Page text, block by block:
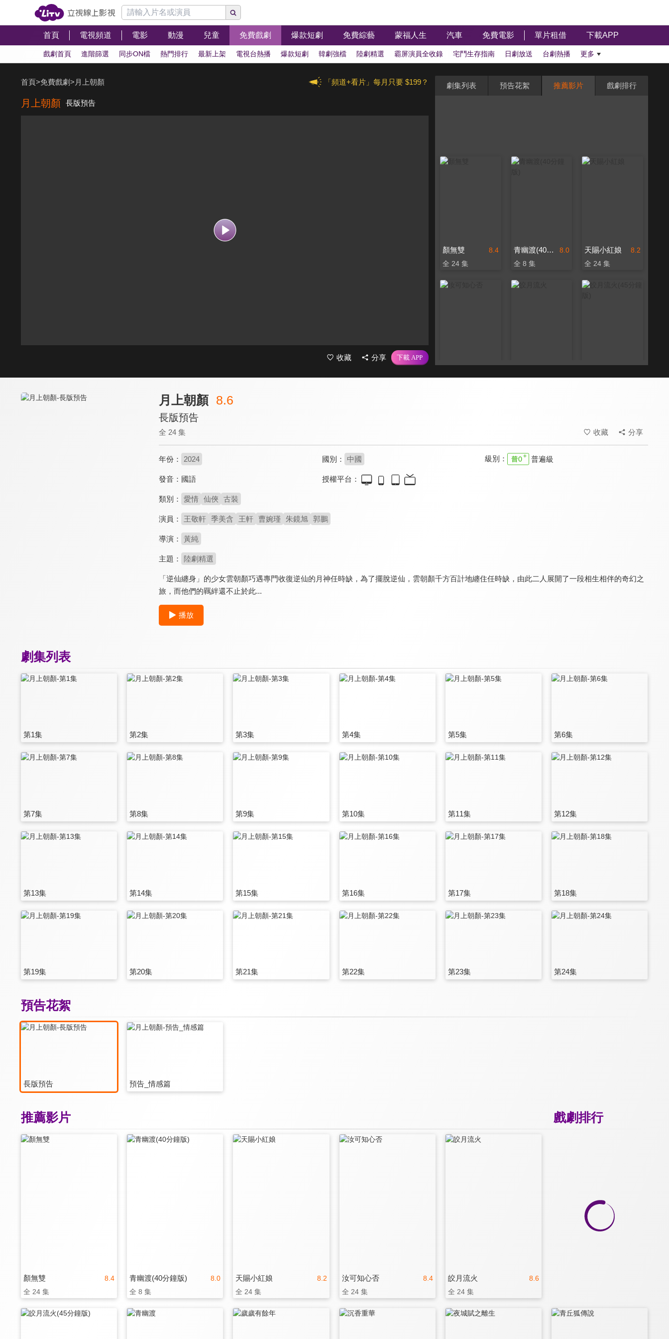
首頁 電視頻道 電影 動漫 兒童 免費戲劇 爆款短劇 免費綜藝 蒙福人生 汽車 免費電影 單片租借 下載APP
戲劇首頁 進階篩選 同步ON檔 熱門排行 最新上架 電視台熱播 爆款短劇 韓劇強檔 陸劇精選 霸屏演員全收錄 宅鬥生存指南 日劇放送 台劇熱播 更多
「頻道+看片」每月只要 $199？
首頁>免費戲劇> 月上朝顏
月上朝顏 長版預告
收藏 分享
劇集列表 預告花絮 推薦影片 戲劇排行
8.4
顏無雙
全 24 集
8.0
青幽渡(40分鐘版)
全 8 集
8.2
天賜小紅娘
全 24 集
月上朝顏 8.6
長版預告
全 24 集 收藏 分享
年份： 2024 國別： 中國 級別： 普遍級
發音： 國語 授權平台：
類別： 愛情 仙俠 古裝
演員： 王敬軒 季美含 王軒 曹婉瑾 朱鏡旭 郭鵬
導演： 黃純
主題： 陸劇精選
「逆仙纏身」的少女雲朝顏巧遇專門收復逆仙的月神任時缺，為了擺脫逆仙，雲朝顏千方百計地纏住任時缺，由此二人展開了一段相生相伴的奇幻之
旅，而他們的羈絆還不止於此...
播放
劇集列表
第1集 第2集 第3集 第4集 第5集 第6集
第7集 第8集 第9集 第10集 第11集 第12集
第13集 第14集 第15集 第16集 第17集 第18集
第19集 第20集 第21集 第22集 第23集 第24集
預告花絮
長版預告 預告_情感篇
戲劇排行
推薦影片
8.4
顏無雙
全 24 集
8.0
青幽渡(40分鐘版)
全 8 集
8.2
天賜小紅娘
全 24 集
8.4
汝可知心否
全 24 集
8.6
皎月流火
全 24 集